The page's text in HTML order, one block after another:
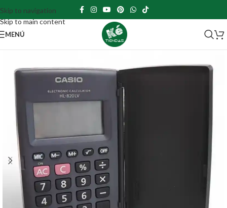
Skip to navigation
Skip to main content
MENÚ